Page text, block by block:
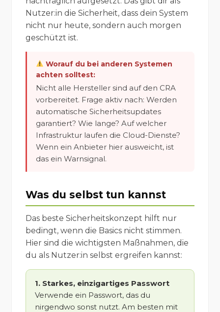
Nutzer:in die Sicherheit, dass dein System
nicht nur heute, sondern auch morgen
geschützt ist.
Worauf du bei anderen Systemen
achten solltest:
Nicht alle Hersteller sind auf den CRA
vorbereitet. Frage aktiv nach: Werden
automatische Sicherheitsupdates
garantiert? Wie lange? Auf welcher
Infrastruktur laufen die Cloud-Dienste?
Wenn ein Anbieter hier ausweicht, ist
das ein Warnsignal.
Was du selbst tun kannst
Das beste Sicherheitskonzept hilft nur
bedingt, wenn die Basics nicht stimmen.
Hier sind die wichtigsten Maßnahmen, die
du als Nutzer:in selbst ergreifen kannst:
1. Starkes, einzigartiges Passwort
Verwende ein Passwort, das du
nirgendwo sonst nutzt. Am besten mit